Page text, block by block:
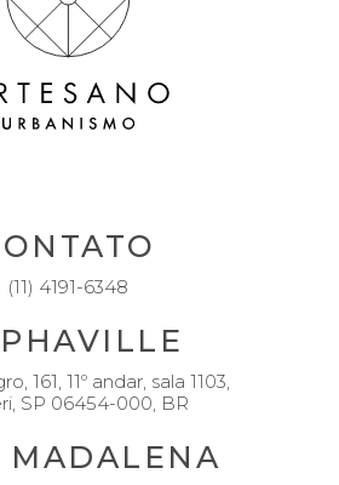
(11) 4191-6348
161, 11º andar, sala 1103,
SP 06454-000, BR
MADALENA